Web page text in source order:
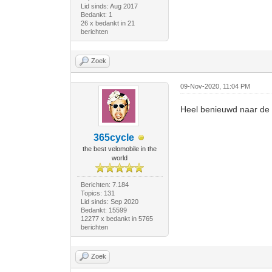
Lid sinds: Aug 2017
Bedankt: 1
26 x bedankt in 21
berichten
Zoek
365cycle
the best velomobile in the
world
Berichten: 7.184
Topics: 131
Lid sinds: Sep 2020
Bedankt: 15599
12277 x bedankt in 5765
berichten
09-Nov-2020, 11:04 PM
Heel benieuwd naar de
Zoek